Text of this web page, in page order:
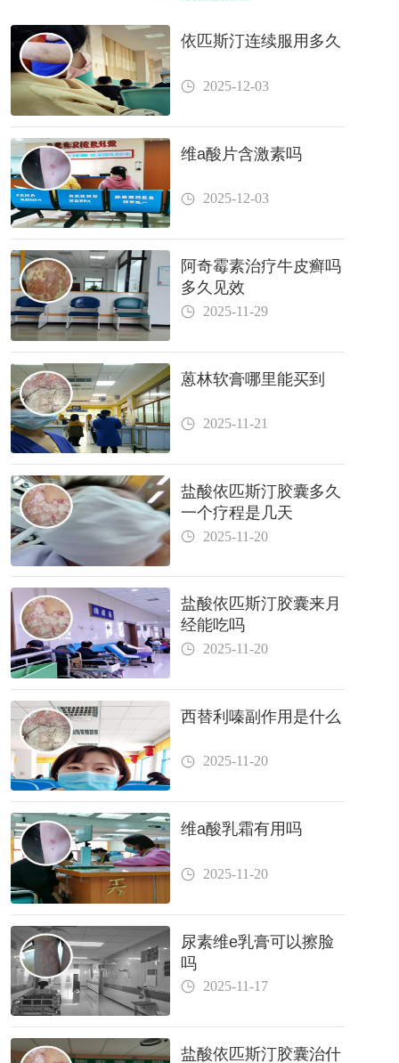
依匹斯汀连续服用多久
2025-12-03
维a酸片含激素吗
2025-12-03
阿奇霉素治疗牛皮癣吗
多久见效
2025-11-29
蒽林软膏哪里能买到
2025-11-21
盐酸依匹斯汀胶囊多久
一个疗程是几天
2025-11-20
盐酸依匹斯汀胶囊来月
经能吃吗
2025-11-20
西替利嗪副作用是什么
2025-11-20
维a酸乳霜有用吗
2025-11-20
尿素维e乳膏可以擦脸
吗
2025-11-17
盐酸依匹斯汀胶囊治什